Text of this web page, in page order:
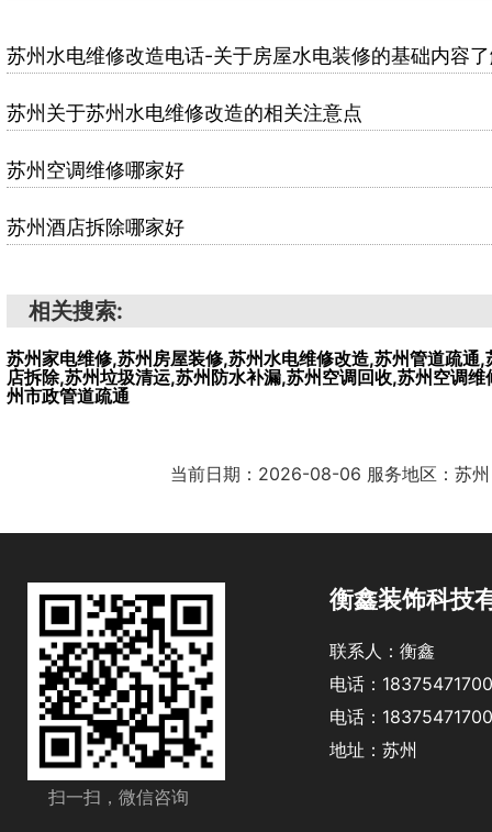
苏州水电维修改造电话-关于房屋水电装修的基础内容
苏州关于苏州水电维修改造的相关注意点
苏州空调维修哪家好
苏州酒店拆除哪家好
相关搜索:
苏州家电维修,苏州房屋装修,苏州水电维修改造,苏州管道疏通
店拆除,苏州垃圾清运,苏州防水补漏,苏州空调回收,苏州空调
州市政管道疏通
当前日期：2026-08-06 服务地区：苏州
扫一扫，微信咨询
衡鑫装饰科技
联系人：衡鑫
电话：18375471700
电话：18375471700
地址：苏州